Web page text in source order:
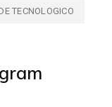
TECNOLOGICO